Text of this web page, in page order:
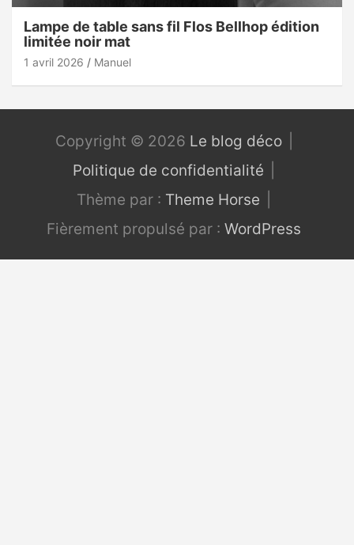
Lampe de table sans fil Flos Bellhop édition
limitée noir mat
1 avril 2026 Manuel
Copyright © 2026 Le blog déco
Politique de confidentialité
Thème par : Theme Horse
Fièrement propulsé par : WordPress